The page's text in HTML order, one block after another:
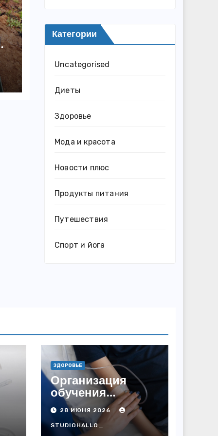
Категории
Uncategorised
Диеты
Здоровье
Мода и красота
Новости плюс
Продукты питания
Путешествия
Спорт и йога
ЗДОРОВЬЕ
Организация
обучения
программировани
ю на дому
28 ИЮНЯ 2026
STUDIOHALLO_